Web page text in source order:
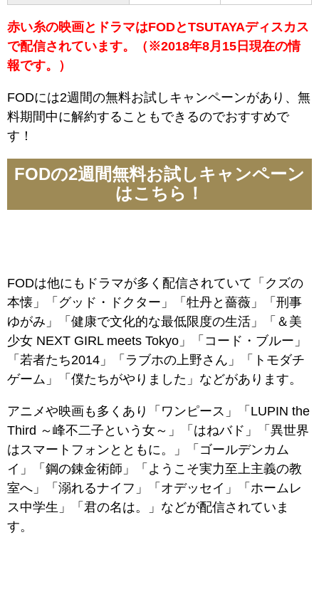
赤い糸の映画とドラマはFODとTSUTAYAディスカス
で配信されています。（※2018年8月15日現在の情
報です。）
FODには2週間の無料お試しキャンペーンがあり、無
料期間中に解約することもできるのでおすすめで
す！
FODの2週間無料お試しキャンペーン
はこちら！
FODは他にもドラマが多く配信されていて「クズの
本懐」「グッド・ドクター」「牡丹と薔薇」「刑事
ゆがみ」「健康で文化的な最低限度の生活」「＆美
少女 NEXT GIRL meets Tokyo」「コード・ブルー」
「若者たち2014」「ラブホの上野さん」「トモダチ
ゲーム」「僕たちがやりました」などがあります。
アニメや映画も多くあり「ワンピース」「LUPIN the
Third ～峰不二子という女～」「はねバド」「異世界
はスマートフォンとともに。」「ゴールデンカム
イ」「鋼の錬金術師」「ようこそ実力至上主義の教
室へ」「溺れるナイフ」「オデッセイ」「ホームレ
ス中学生」「君の名は。」などが配信されていま
す。